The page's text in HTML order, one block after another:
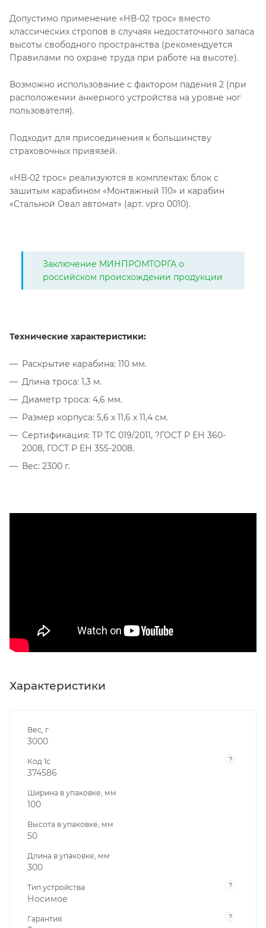
Допустимо применение «НВ-02 трос» вместо
классических стропов в случаях недостаточного запаса
высоты свободного пространства (рекомендуется
Правилами по охране труда при работе на высоте).
Возможно использование с фактором падения 2 (при
расположении анкерного устройства на уровне ног
пользователя).
Подходит для присоединения к большинству
страховочных привязей.
«НВ-02 трос» реализуются в комплектах: блок с
зашитым карабином «Монтажный 110» и карабин
«Стальной Овал автомат» (арт. vpro 0010).
Заключение МИНПРОМТОРГА о
российском происхождении продукции
Технические характеристики:
Раскрытие карабина: 110 мм.
Длина троса: 1,3 м.
Диаметр троса: 4,6 мм.
Размер корпуса: 5,6 х 11,6 х 11,4 см.
Сертификация: ТР ТС 019/2011, ?ГОСТ Р ЕН 360-
2008, ГОСТ Р ЕН 355-2008.
Вес: 2300 г.
Характеристики
Вес, г
3000
Код 1с ?
374586
Ширина в упаковке, мм
100
Высота в упаковке, мм
50
Длина в упаковке, мм
300
Тип устройства ?
Носимое
Гарантия ?